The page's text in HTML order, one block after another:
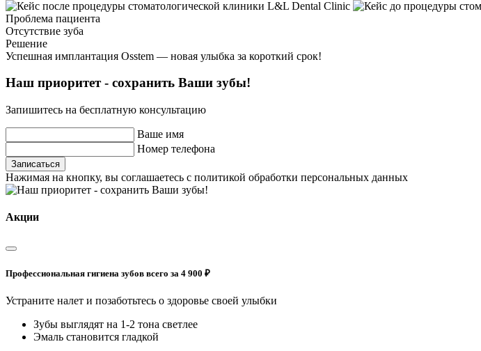
Проблема пациента
Отсутствие зуба
Решение
Успешная имплантация Osstem — новая улыбка за короткий срок!
Наш приоритет - сохранить Ваши зубы!
Запишитесь на бесплатную консультацию
Ваше имя
Номер телефона
Записаться
Нажимая на кнопку, вы соглашаетесь с политикой обработки персональных данных
Акции
Профессиональная гигиена зубов всего за 4 900 ₽
Устраните налет и позаботьтесь о здоровье своей улыбки
Зубы выглядят на 1-2 тона светлее
Эмаль становится гладкой